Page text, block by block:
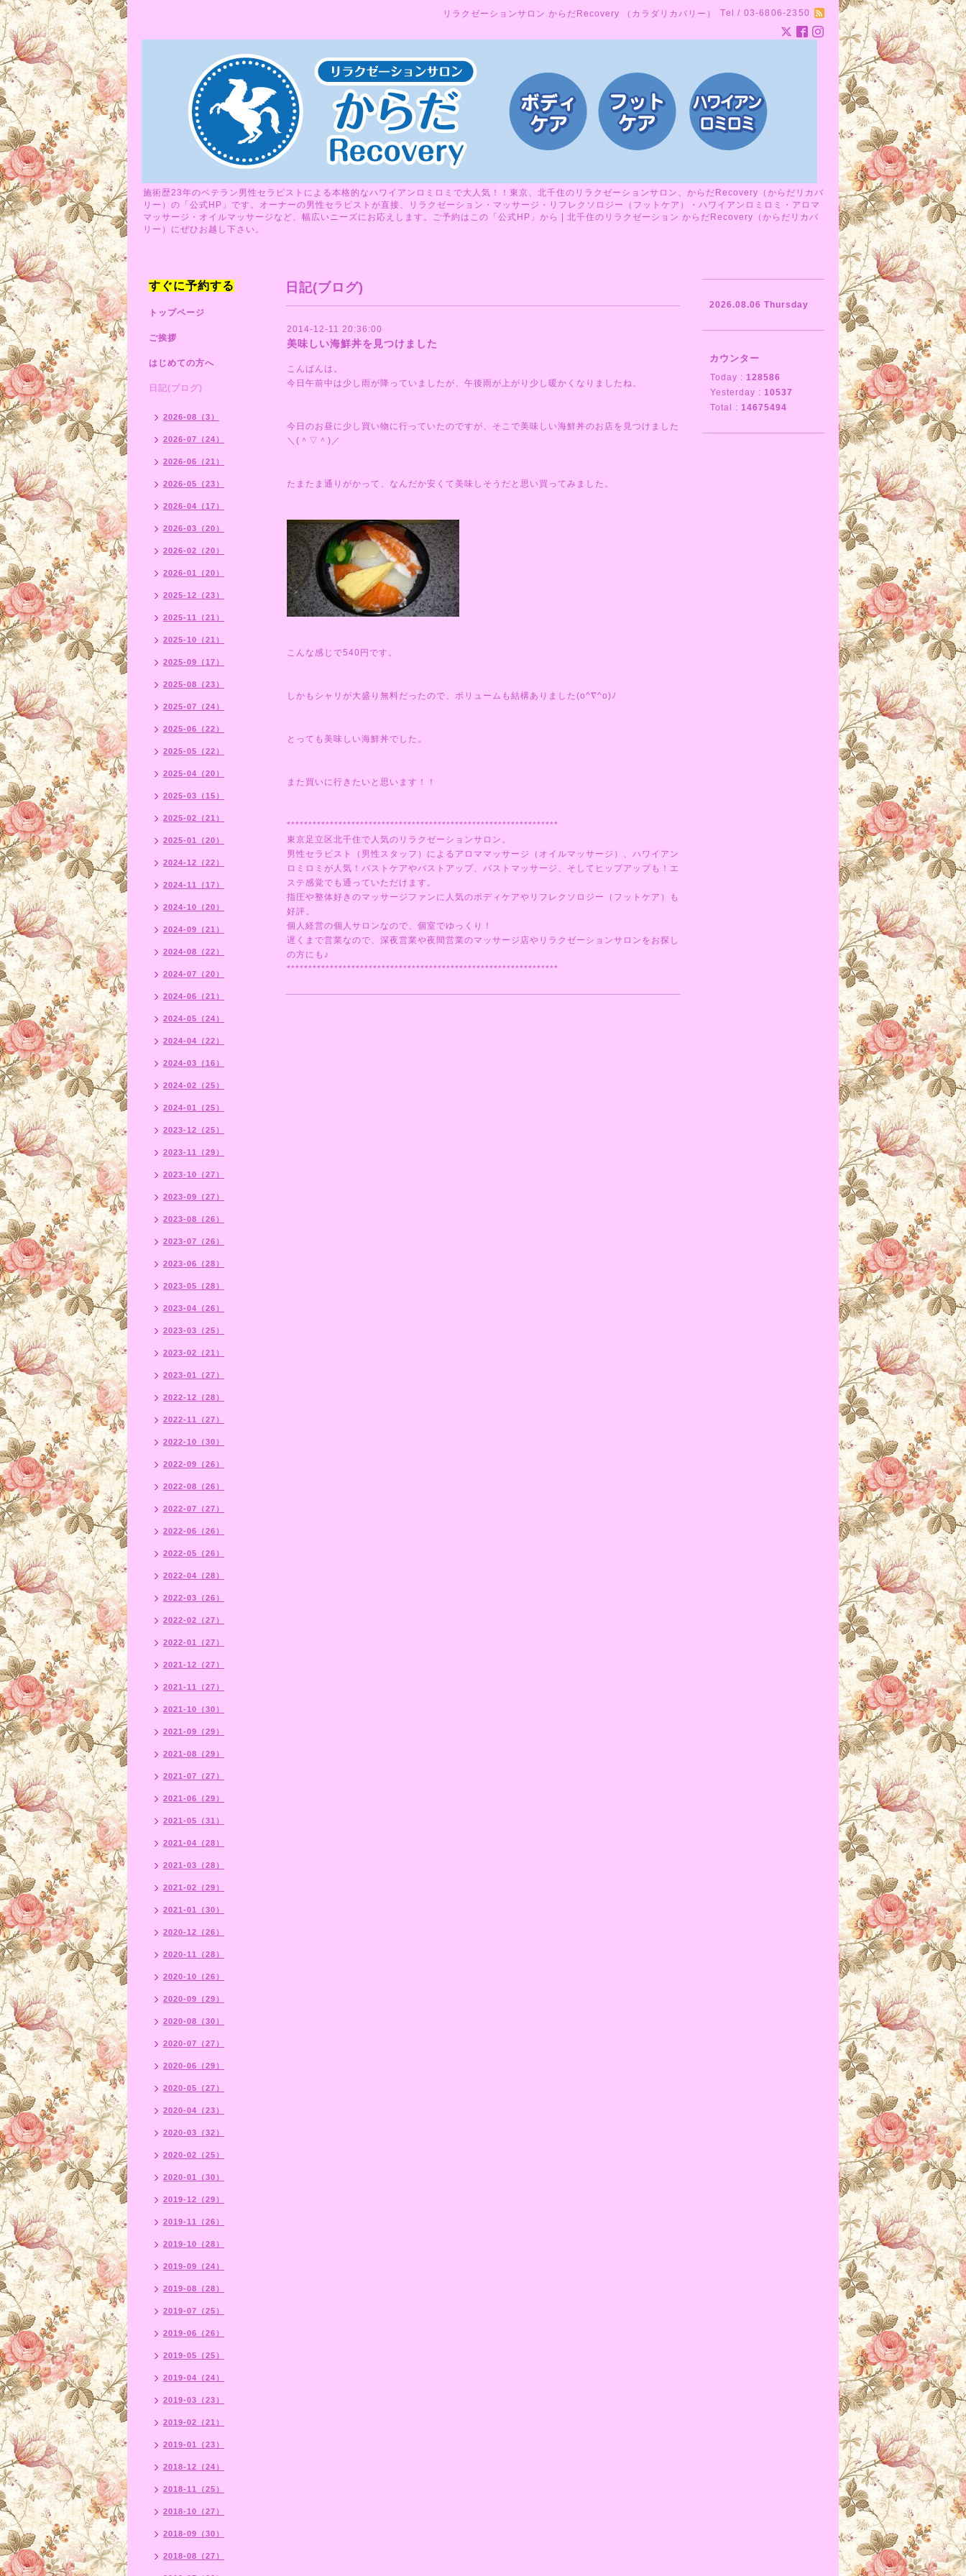
リラクゼーションサロン からだRecovery （カラダリカバリー） Tel / 03-6806-2350
施術歴23年のベテラン男性セラピストによる本格的なハワイアンロミロミで大人気！！東京、北千住のリラクゼーションサロン、からだRecovery（からだリカバ
リー）の「公式HP」です。オーナーの男性セラピストが直接、リラクゼーション・マッサージ・リフレクソロジー（フットケア）・ハワイアンロミロミ・アロマ
マッサージ・オイルマッサージなど、幅広いニーズにお応えします。ご予約はこの「公式HP」から | 北千住のリラクゼーション からだRecovery（からだリカバ
リー）にぜひお越し下さい。
日記(ブログ)
2014-12-11 20:36:00
美味しい海鮮丼を見つけました
こんばんは。
今日午前中は少し雨が降っていましたが、午後雨が上がり少し暖かくなりましたね。
今日のお昼に少し買い物に行っていたのですが、そこで美味しい海鮮丼のお店を見つけました
＼(＾▽＾)／
たまたま通りがかって、なんだか安くて美味しそうだと思い買ってみました。
こんな感じで540円です。
しかもシャリが大盛り無料だったので、ボリュームも結構ありました(o^∇^o)ﾉ
とっても美味しい海鮮丼でした。
また買いに行きたいと思います！！
***************************************************************
東京足立区北千住で人気のリラクゼーションサロン。
男性セラピスト（男性スタッフ）によるアロママッサージ（オイルマッサージ）、ハワイアン
ロミロミが人気！バストケアやバストアップ、バストマッサージ、そしてヒップアップも！エ
ステ感覚でも通っていただけます。
指圧や整体好きのマッサージファンに人気のボディケアやリフレクソロジー（フットケア）も
好評。
個人経営の個人サロンなので、個室でゆっくり！
遅くまで営業なので、深夜営業や夜間営業のマッサージ店やリラクゼーションサロンをお探し
の方にも♪
***************************************************************
すぐに予約する
トップページ
ご挨拶
はじめての方へ
日記(ブログ)
2026-08（3）
2026-07（24）
2026-06（21）
2026-05（23）
2026-04（17）
2026-03（20）
2026-02（20）
2026-01（20）
2025-12（23）
2025-11（21）
2025-10（21）
2025-09（17）
2025-08（23）
2025-07（24）
2025-06（22）
2025-05（22）
2025-04（20）
2025-03（15）
2025-02（21）
2025-01（20）
2024-12（22）
2024-11（17）
2024-10（20）
2024-09（21）
2024-08（22）
2024-07（20）
2024-06（21）
2024-05（24）
2024-04（22）
2024-03（16）
2024-02（25）
2024-01（25）
2023-12（25）
2023-11（29）
2023-10（27）
2023-09（27）
2023-08（26）
2023-07（26）
2023-06（28）
2023-05（28）
2023-04（26）
2023-03（25）
2023-02（21）
2023-01（27）
2022-12（28）
2022-11（27）
2022-10（30）
2022-09（26）
2022-08（26）
2022-07（27）
2022-06（26）
2022-05（26）
2022-04（28）
2022-03（26）
2022-02（27）
2022-01（27）
2021-12（27）
2021-11（27）
2021-10（30）
2021-09（29）
2021-08（29）
2021-07（27）
2021-06（29）
2021-05（31）
2021-04（28）
2021-03（28）
2021-02（29）
2021-01（30）
2020-12（26）
2020-11（28）
2020-10（26）
2020-09（29）
2020-08（30）
2020-07（27）
2020-06（29）
2020-05（27）
2020-04（23）
2020-03（32）
2020-02（25）
2020-01（30）
2019-12（29）
2019-11（26）
2019-10（28）
2019-09（24）
2019-08（28）
2019-07（25）
2019-06（26）
2019-05（25）
2019-04（24）
2019-03（23）
2019-02（21）
2019-01（23）
2018-12（24）
2018-11（25）
2018-10（27）
2018-09（30）
2018-08（27）
2026.08.06 Thursday
カウンター
Today : 128586
Yesterday : 10537
Total : 14675494